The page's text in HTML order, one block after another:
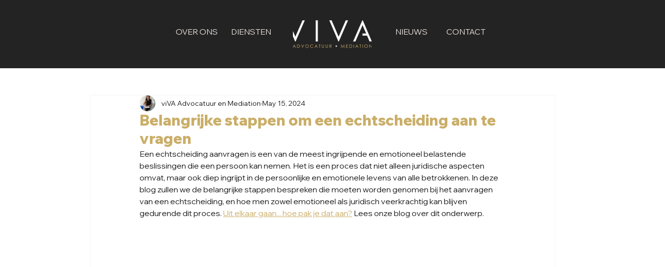
Belangrijke stappen om een echtscheiding aan te
vragen
viVA Advocatuur en Mediation May 15, 2024
Een echtscheiding aanvragen is een van de meest ingrijpende en emotioneel belastende
beslissingen die een persoon kan nemen. Het is een proces dat niet alleen juridische aspecten
omvat, maar ook diep ingrijpt in de persoonlijke en emotionele levens van alle betrokkenen. In deze
blog zullen we de belangrijke stappen bespreken die moeten worden genomen bij het aanvragen
van een echtscheiding, en hoe men zowel emotioneel als juridisch veerkrachtig kan blijven
gedurende dit proces. Uit elkaar gaan... hoe pak je dat aan? Lees onze blog over dit onderwerp.
OVER ONS DIENSTEN NIEUWS CONTACT